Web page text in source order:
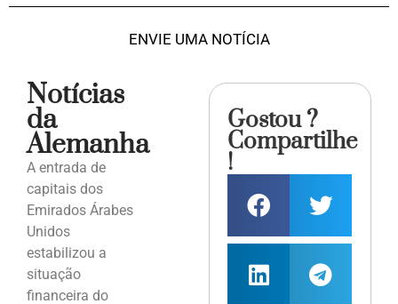
ENVIE UMA NOTÍCIA
Notícias
da
Alemanha
A entrada de
capitais dos
Emirados Árabes
Unidos
estabilizou a
situação
financeira do
Gostou ?
Compartilhe
!